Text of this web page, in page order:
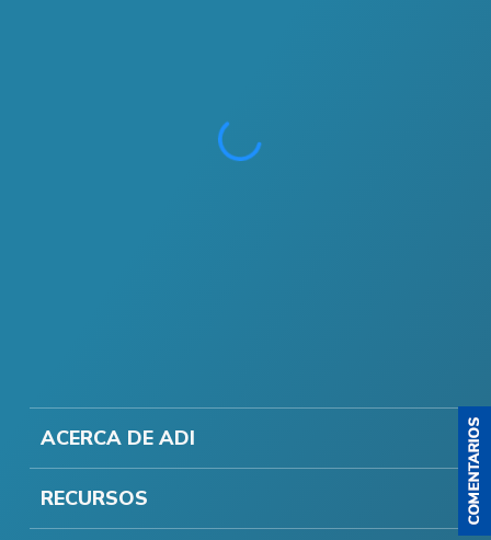
ACERCA DE ADI
RECURSOS